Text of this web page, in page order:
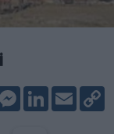
Messenger
LinkedIn
Email